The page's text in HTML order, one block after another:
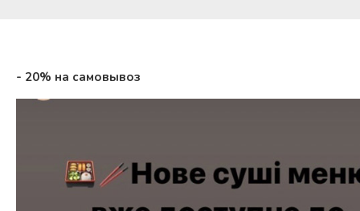
- 20% на самовывоз